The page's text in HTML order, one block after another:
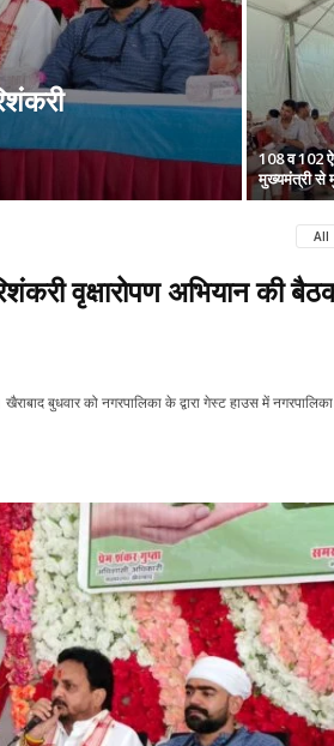
108 व 102
मुख्यमंत्री से
All
वृक्षारोपण अभियान की
बुधवार को नगरपालिका के द्वारा गेस्ट हाउस में नगरपालिका